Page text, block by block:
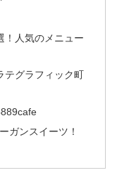
！人気のメニュー
グラフィック町
ガンスイーツ！